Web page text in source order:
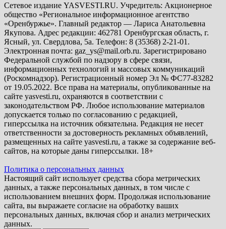
Сетевое издание YASVESTI.RU. Учредитель: Акционерное
общество «Региональное информационное агентство
«Оренбуржье». Главный редактор — Лариса Анатольевна
Якупова. Адрес редакции: 462781 Оренбургская область, г.
Ясный, ул. Свердлова, 5а. Телефон: 8 (35368) 2-21-01.
Электронная почта: gaz_ys@mail.orb.ru. Зарегистрировано
Федеральной службой по надзору в сфере связи,
информационных технологий и массовых коммуникаций
(Роскомнадзор). Регистрационный номер Эл № ФС77-83282
от 19.05.2022. Все права на материалы, опубликованные на
сайте yasvesti.ru, охраняются в соответствии с
законодательством РФ. Любое использование материалов
допускается только по согласованию с редакцией,
гиперссылка на источник обязательна. Редакция не несет
ответственности за достоверность рекламных объявлений,
размещенных на сайте yasvesti.ru, а также за содержание веб-
сайтов, на которые даны гиперссылки. 18+
Политика о персональных данных
Настоящий сайт использует средства сбора метрических
данных, а также персональных данных, в том числе с
использованием внешних форм. Продолжая использование
сайта, вы выражаете согласие на обработку ваших
персональных данных, включая сбор и анализ метрических
данных.